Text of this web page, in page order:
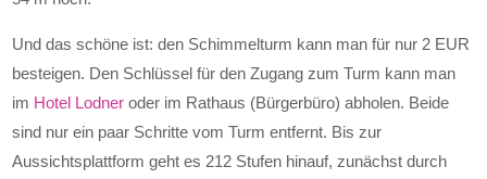
Und das schöne ist: den Schimmelturm kann man für nur 2 EUR
besteigen. Den Schlüssel für den Zugang zum Turm kann man
im Hotel Lodner oder im Rathaus (Bürgerbüro) abholen. Beide
sind nur ein paar Schritte vom Turm entfernt. Bis zur
Aussichtsplattform geht es 212 Stufen hinauf, zunächst durch